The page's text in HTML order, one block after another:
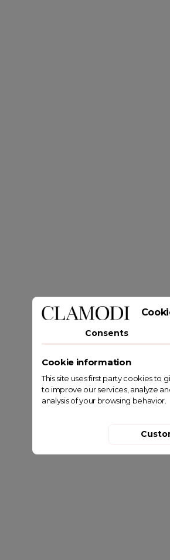
Consents
Cookie information
This site uses first party cookies to
to improve our services, analyze
analysis of your browsing behavior.